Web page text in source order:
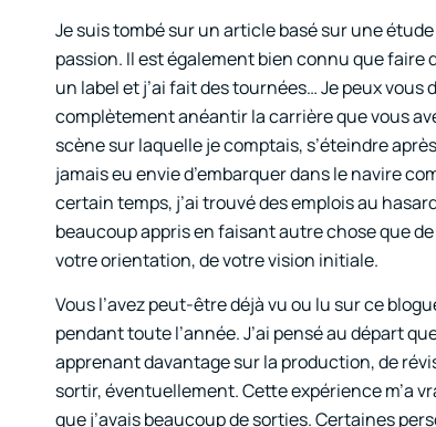
Je suis tombé sur un article basé sur une
passion. Il est également bien connu que faire
un label et j’ai fait des tournées… Je peux
complètement anéantir la carrière que vous
scène sur laquelle je comptais, s’éteindre
jamais eu envie d’embarquer dans le navire
certain temps, j’ai trouvé des emplois au
beaucoup appris en faisant autre chose que
votre orientation, de votre vision initiale.
Vous l’avez peut-être déjà vu ou lu sur ce
pendant toute l’année. J’ai pensé au départ
apprenant davantage sur la production, de
sortir, éventuellement. Cette expérience m’a
que j’avais beaucoup de sorties. Certaines